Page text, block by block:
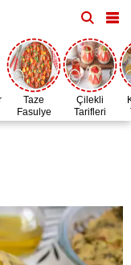
Taze
Fasulye
Zamanı
Çilekli
Tarifleri